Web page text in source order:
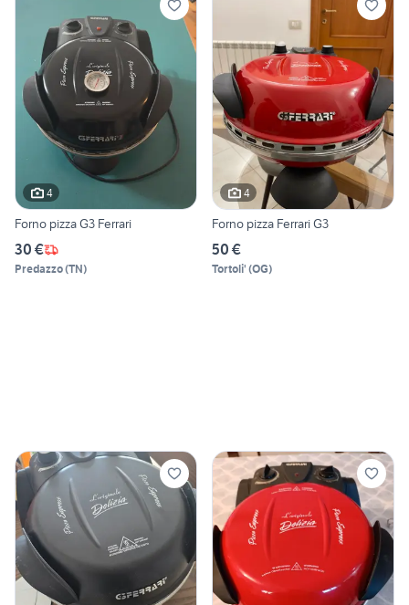
4
Forno pizza G3 Ferrari
30 €
Predazzo(TN)
4
Forno pizza Ferrari G3
50 €
Tortoli' (OG)